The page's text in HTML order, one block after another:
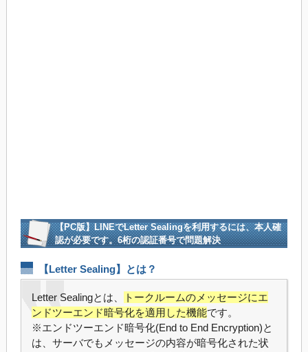
【PC版】LINEでLetter Sealingを利用するには、本人確
認が必要です。6桁の認証番号で問題解決
【Letter Sealing】とは？
Letter Sealingとは、
トークルームのメッセージにエ
ンドツーエンド暗号化を適用した機能です。
※エンドツーエンド暗号化(End to End Encryption)と
は、サーバでもメッセージの内容が暗号化された状